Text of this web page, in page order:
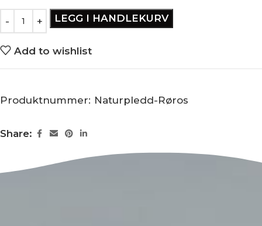
LEGG I HANDLEKURV
Add to wishlist
Produktnummer: Naturpledd-Røros
Share: